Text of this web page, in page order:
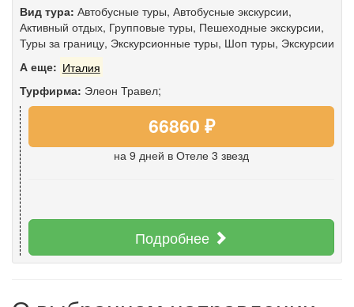
Вид тура: Автобусные туры, Автобусные экскурсии,
Активный отдых, Групповые туры, Пешеходные экскурсии,
Туры за границу, Экскурсионные туры, Шоп туры, Экскурсии
А еще: Италия
Турфирма: Элеон Травел;
66860 ₽
на 9 дней в Отеле 3 звезд
Подробнее